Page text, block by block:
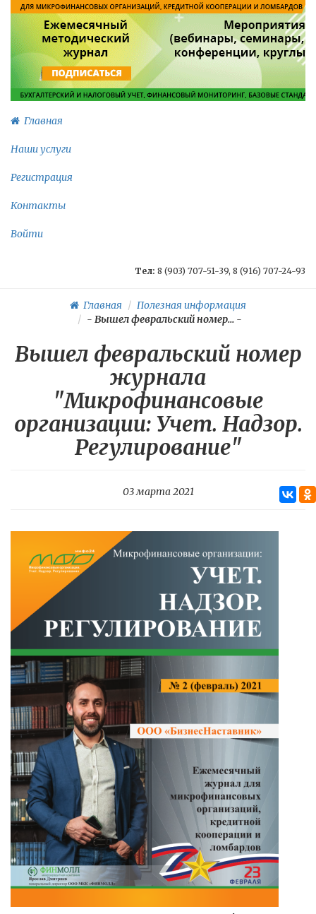
Главная
Наши услуги
Регистрация
Контакты
Войти
Тел: 8 (903) 707-51-39, 8 (916) 707-24-93
Главная
Полезная информация
- Вышел февральский номер... -
Вышел февральский номер
журнала
"Микрофинансовые
организации: Учет. Надзор.
Регулирование"
03 марта 2021